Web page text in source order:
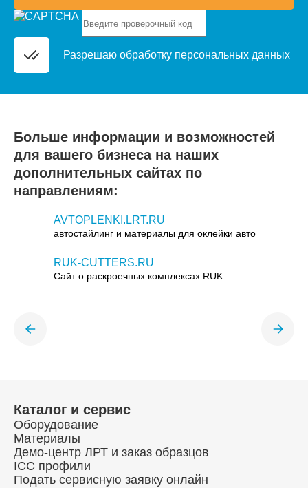
Разрешаю обработку персональных данных
Больше информации и возможностей
для вашего бизнеса на наших
дополнительных сайтах по
направлениям:
AVTOPLENKI.LRT.RU
автостайлинг и материалы для оклейки авто
RUK-CUTTERS.RU
Сайт о раскроечных комплексах RUK
Каталог и сервис
Оборудование
Материалы
Демо-центр ЛРТ и заказ образцов
ICC профили
Подать сервисную заявку онлайн